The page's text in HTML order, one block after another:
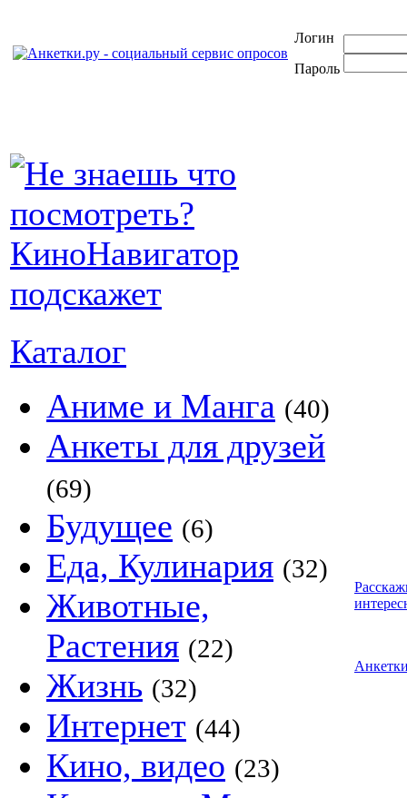
Логин
Пароль
Каталог
Аниме и Манга (40)
Анкеты для друзей
(69)
Будущее (6)
Еда, Кулинария (32)
Животные,
Растения (22)
Жизнь (32)
Интернет (44)
Кино, видео (23)